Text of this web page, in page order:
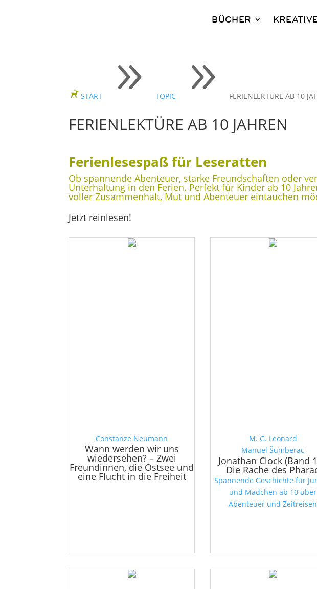
BÜCHER KREATIVE
START 9 TOPIC 9 FERIENLEKTÜRE AB 10
FERIENLEKTÜRE AB 10 JAHREN
Ferienlesespaß für Leseratten
Ob spannende Abenteuer, starke Freundschaften oder
Unterhaltung in den Ferien. Perfekt für Kinder ab 10
voller Zusammenhalt, Mut und Abenteuer eintauchen
Jetzt reinlesen!
Constanze Neumann
Wann werden wir uns
wiedersehen? – Zwei
Freundinnen, die Ostsee und
eine Flucht in die Freiheit
M. G. Leonard
Manuel Šumberac
Jonathan Clock (Band
Die Rache des
Spannende Geschichte für
und Mädchen ab 10 über
Abenteuer und Zeitreisen